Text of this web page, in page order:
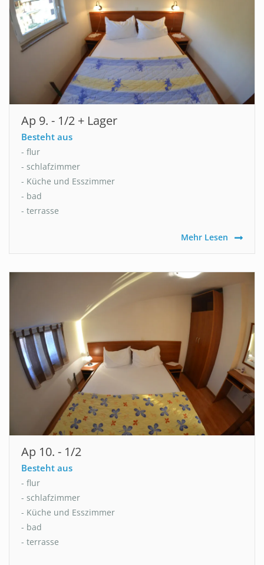
Ap 9. - 1/2 + Lager
Besteht aus
- flur
- schlafzimmer
- Küche und Esszimmer
- bad
- terrasse
Mehr Lesen
Ap 10. - 1/2
Besteht aus
- flur
- schlafzimmer
- Küche und Esszimmer
- bad
- terrasse